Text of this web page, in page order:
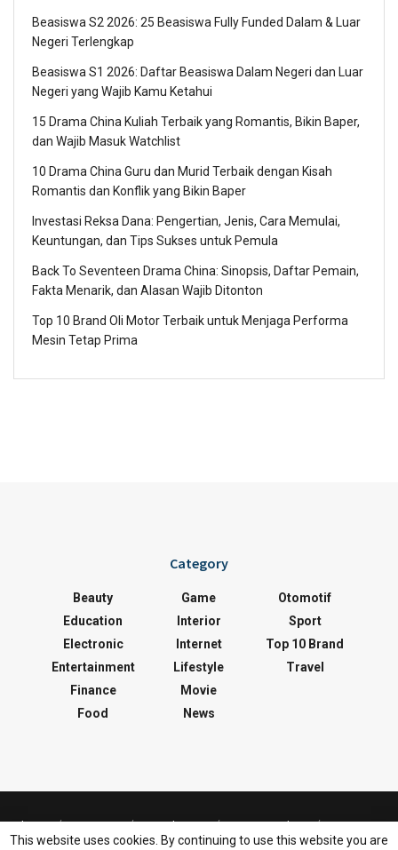
Beasiswa S2 2026: 25 Beasiswa Fully Funded Dalam & Luar
Negeri Terlengkap
Beasiswa S1 2026: Daftar Beasiswa Dalam Negeri dan Luar
Negeri yang Wajib Kamu Ketahui
15 Drama China Kuliah Terbaik yang Romantis, Bikin Baper,
dan Wajib Masuk Watchlist
10 Drama China Guru dan Murid Terbaik dengan Kisah
Romantis dan Konflik yang Bikin Baper
Investasi Reksa Dana: Pengertian, Jenis, Cara Memulai,
Keuntungan, dan Tips Sukses untuk Pemula
Back To Seventeen Drama China: Sinopsis, Daftar Pemain,
Fakta Menarik, dan Alasan Wajib Ditonton
Top 10 Brand Oli Motor Terbaik untuk Menjaga Performa
Mesin Tetap Prima
Category
Beauty
Education
Electronic
Entertainment
Finance
Food
Game
Interior
Internet
Lifestyle
Movie
News
Otomotif
Sport
Top 10 Brand
Travel
About Contact Disclaimer
Privacy Policy
Sitemap
Terms Of Service
This website uses cookies. By continuing to use this website you are